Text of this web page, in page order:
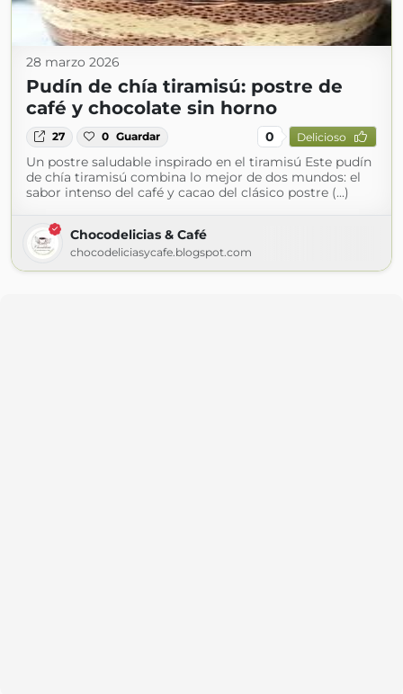
28 marzo 2026
Pudín de chía tiramisú: postre de
café y chocolate sin horno
27 0 Guardar 0 Delicioso
Un postre saludable inspirado en el tiramisú Este pudín
de chía tiramisú combina lo mejor de dos mundos: el
sabor intenso del café y cacao del clásico postre (...)
Chocodelicias & Café
chocodeliciasycafe.blogspot.com